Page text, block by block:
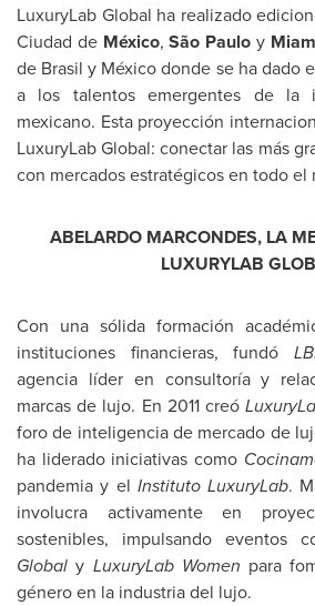
LuxuryLab Global ha realizado
Ciudad de México,São Pauloy
de Brasil y México donde se ha dado
a los talentos emergentes de la
mexicano. Esta proyección
LuxuryLab Global: conectar las más
con mercados estratégicos en todo el
ABELARDO MARCONDES, LA
LUXURYLAB
Con una sólida formación
instituciones financieras, fundó
agencia líder en consultoría y
marcas de lujo. En 2011 creó
foro de inteligencia de mercado de
ha liderado iniciativas como
pandemia y el Instituto LuxuryLab.
involucra activamente en
sostenibles, impulsando eventos
Global y LuxuryLab Women para
género en la industria del lujo.